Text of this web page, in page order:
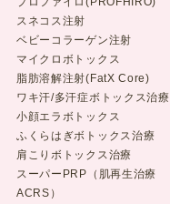
スネコス注射
ベビーコラーゲン注射
マイクロボトックス
脂肪溶解注射(FatX Core)
ワキ汗/多汗症ボトックス治療
小顔エラボトックス
ふくらはぎボトックス治療
肩こりボトックス治療
スーパーPRP（肌再生治療
ACRS）